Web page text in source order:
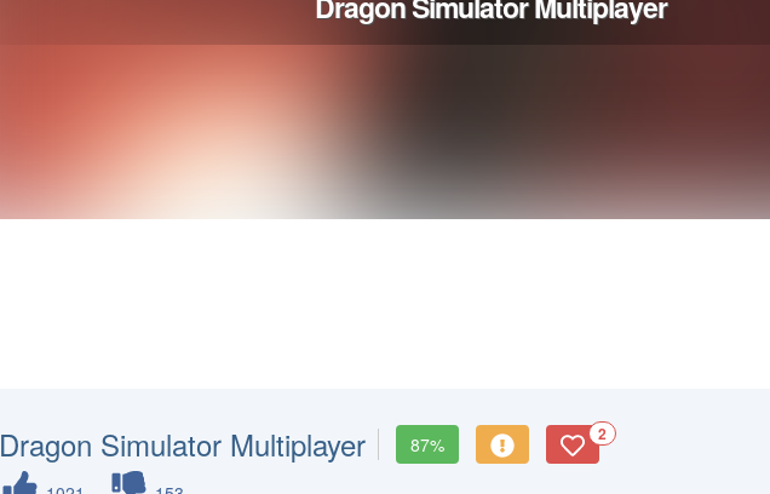
Dragon Simulator Multiplayer 87% 2